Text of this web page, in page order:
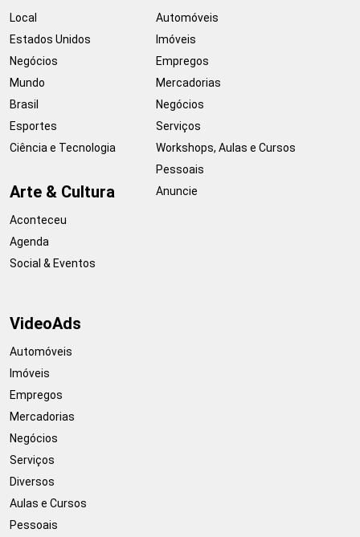
Local
Estados Unidos
Negócios
Mundo
Brasil
Esportes
Ciência e Tecnologia
Arte & Cultura
Aconteceu
Agenda
Social & Eventos
Automóveis
Imóveis
Empregos
Mercadorias
Negócios
Serviços
Workshops, Aulas e Cursos
Pessoais
Anuncie
VideoAds
Automóveis
Imóveis
Empregos
Mercadorias
Negócios
Serviços
Diversos
Aulas e Cursos
Pessoais